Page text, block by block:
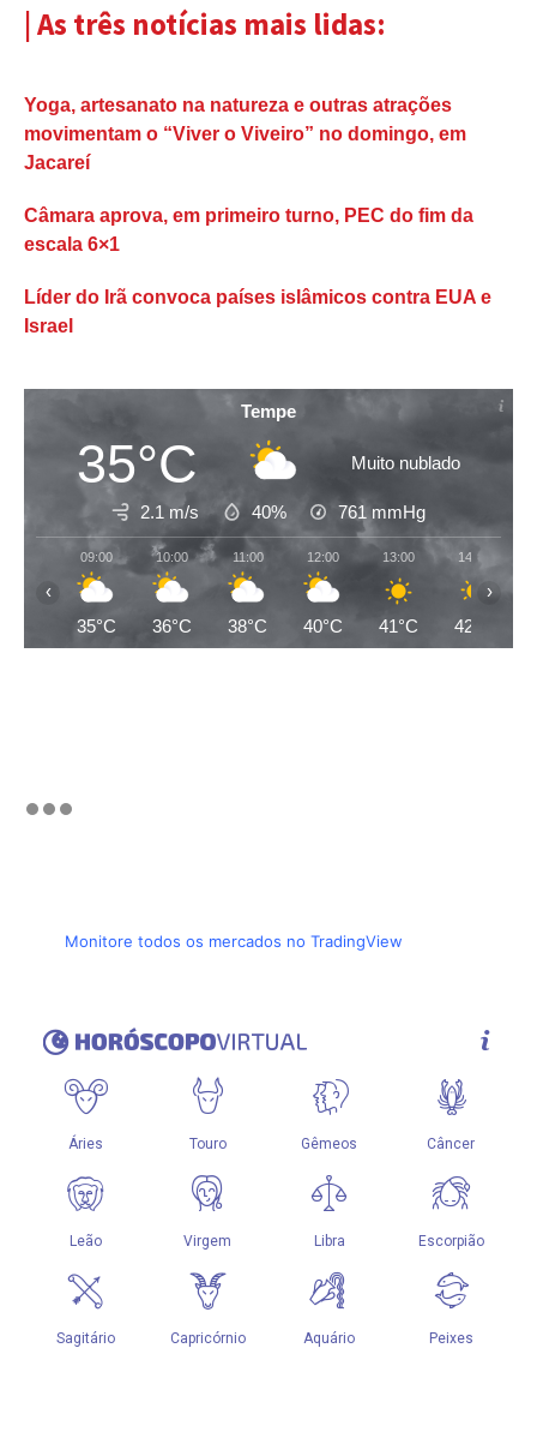
| As três notícias mais lidas:
Yoga, artesanato na natureza e outras atrações
movimentam o “Viver o Viveiro” no domingo, em
Jacareí
Câmara aprova, em primeiro turno, PEC do fim da
escala 6×1
Líder do Irã convoca países islâmicos contra EUA e
Israel
Tempe
35°C Muito nublado
2.1 m/s 40% 761 mmHg
09:00
35°C
10:00
36°C
11:00
38°C
12:00
40°C
13:00
41°C
14:00
42°C
‹ ›
Monitore todos os mercados no TradingView